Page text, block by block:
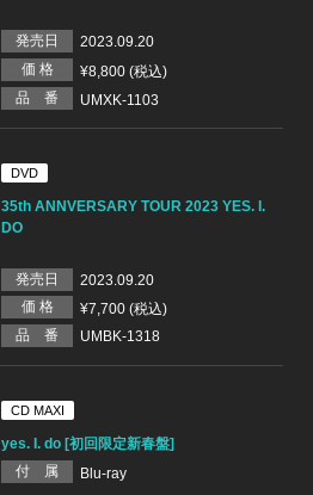
発売日
2023.09.20
価 格
¥8,800 (税込)
品 番
UMXK-1103
DVD
35th ANNVERSARY TOUR 2023 YES. I.
DO
発売日
2023.09.20
価 格
¥7,700 (税込)
品 番
UMBK-1318
CD MAXI
yes. I. do [初回限定新春盤]
付 属
Blu-ray